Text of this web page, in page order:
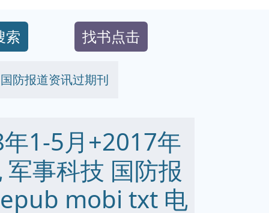
索 找书点击
防报道资讯过期刊
1-5月+2017年
事科技 国防报
mobi txt 电